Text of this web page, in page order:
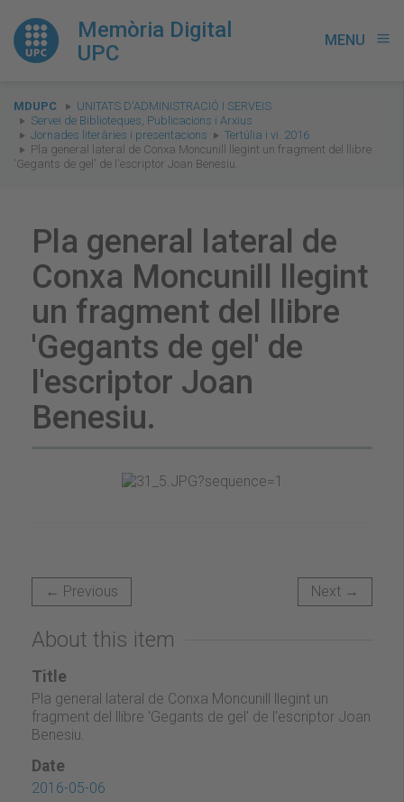
Memòria Digital
UPC
MENU menu
You
are
here:
MDUPC
UNITATS D'ADMINISTRACIÓ I SERVEIS
Servei de Biblioteques, Publicacions i Arxius
Jornades literàries i presentacions
Tertúlia i vi. 2016
Pla general lateral de Conxa Moncunill llegint un fragment del llibre
'Gegants de gel' de l'escriptor Joan Benesiu.
Pla general lateral de
Conxa Moncunill llegint
un fragment del llibre
'Gegants de gel' de
l'escriptor Joan
Benesiu.
← Previous Next →
About this item
Title
Pla general lateral de Conxa Moncunill llegint un
fragment del llibre 'Gegants de gel' de l'escriptor Joan
Benesiu.
Date
2016-05-06